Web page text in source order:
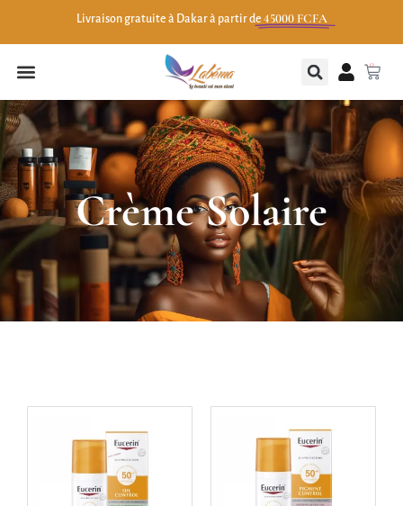
Livraison gratuite à Dakar à partir de 45000 FCFA
0
Crème Solaire